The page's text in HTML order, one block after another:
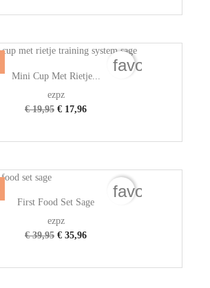
Mini Cup Met Rietje...
ezpz
€ 19,95 € 17,96
First Food Set Sage
ezpz
€ 39,95 € 35,96